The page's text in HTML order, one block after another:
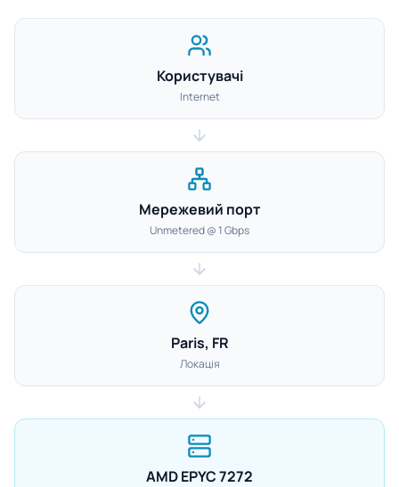
Користувачі
Internet
Мережевий порт
Unmetered @ 1 Gbps
Paris, FR
Локація
AMD EPYC 7272